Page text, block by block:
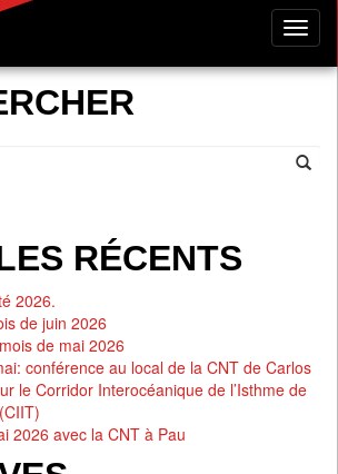
RÉCENTS
2026.
de juin 2026
de mai 2026
conférence au local de la CNT de Carlos
le Corridor Interocéanique de l’Isthme de
2026 avec la CNT à Pau